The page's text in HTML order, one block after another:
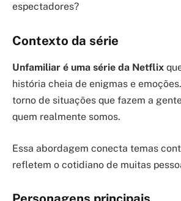
espectadores?
Contexto da série
Unfamiliar é uma série da Netflix
história cheia de enigmas e
torno de situações que fazem a
quem realmente somos.
Essa abordagem conecta temas
refletem o cotidiano de muitas